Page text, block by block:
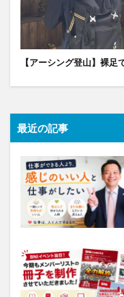
【アーシング登山】裸足
最近の記事